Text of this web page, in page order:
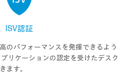
ISV認証
のパフォーマンスを発揮できるよう
リケーションの認定を受けたデスク
ます。